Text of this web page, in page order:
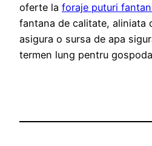
oferte la foraje puturi
fantana de calitate, aliniata
asigura o sursa de apa
termen lung pentru